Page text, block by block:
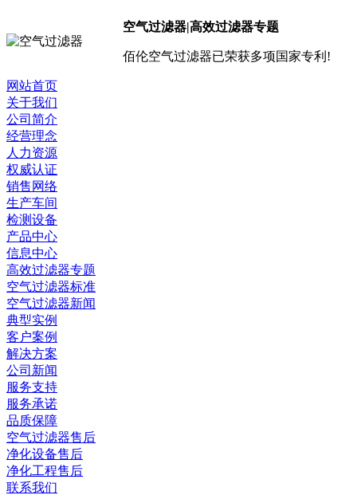
空气过滤器|高效过滤器专题
佰伦空气过滤器已荣获多项国家专利!
网站首页
关于我们
公司简介
经营理念
人力资源
权威认证
销售网络
生产车间
检测设备
产品中心
信息中心
高效过滤器专题
空气过滤器标准
空气过滤器新闻
典型实例
客户案例
解决方案
公司新闻
服务支持
服务承诺
品质保障
空气过滤器售后
净化设备售后
净化工程售后
联系我们